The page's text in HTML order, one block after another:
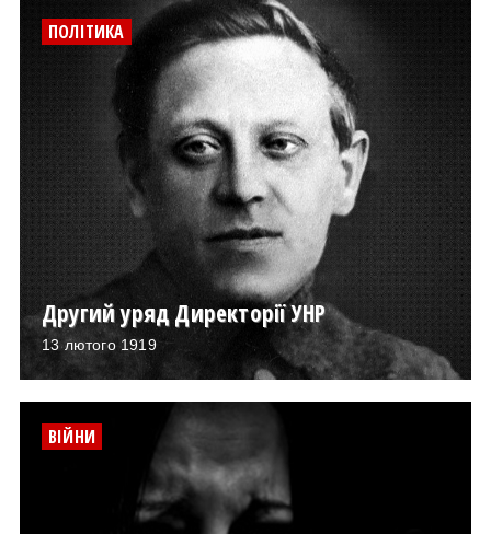
ПОЛІТИКА
Другий уряд Директорії УНР
13 лютого 1919
ВІЙНИ